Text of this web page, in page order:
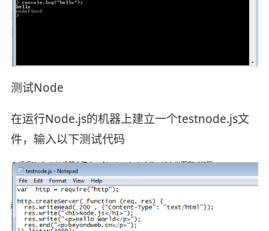
测试Node
在运行Node.js的机器上建立一个testnode.js文
件，输入以下测试代码